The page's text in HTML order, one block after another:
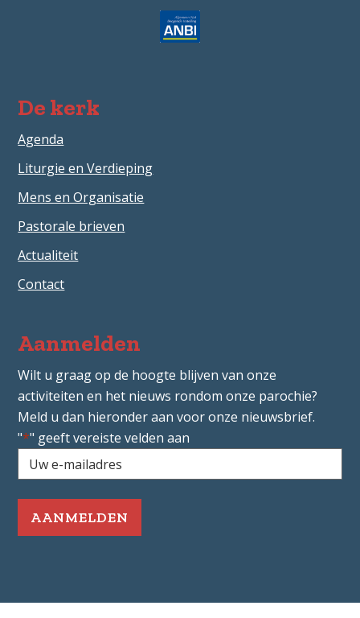
De kerk
Agenda
Liturgie en Verdieping
Mens en Organisatie
Pastorale brieven
Actualiteit
Contact
Aanmelden
Wilt u graag op de hoogte blijven van onze
activiteiten en het nieuws rondom onze parochie?
Meld u dan hieronder aan voor onze nieuwsbrief.
"*" geeft vereiste velden aan
Uw
e-
mailadres
Vereist